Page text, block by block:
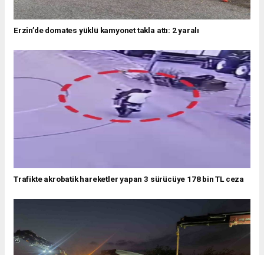
Erzin’de domates yüklü kamyonet takla attı: 2 yaralı
Trafikte akrobatik hareketler yapan 3 sürücüye 178 bin TL ceza